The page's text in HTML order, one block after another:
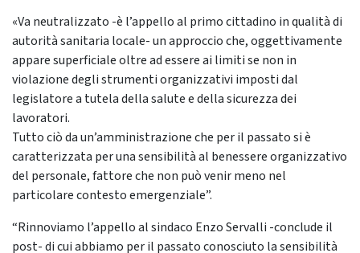
«Va neutralizzato -è l’appello al primo cittadino in qualità di
autorità sanitaria locale- un approccio che, oggettivamente
appare superficiale oltre ad essere ai limiti se non in
violazione degli strumenti organizzativi imposti dal
legislatore a tutela della salute e della sicurezza dei
lavoratori.
Tutto ciò da un’amministrazione che per il passato si è
caratterizzata per una sensibilità al benessere organizzativo
del personale, fattore che non può venir meno nel
particolare contesto emergenziale”.
“Rinnoviamo l’appello al sindaco Enzo Servalli -conclude il
post- di cui abbiamo per il passato conosciuto la sensibilità